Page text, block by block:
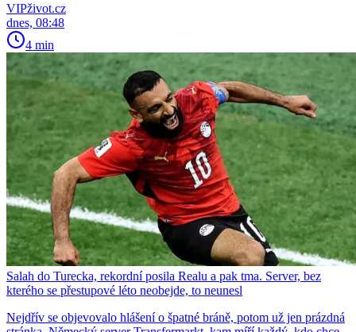
VIPživot.cz
dnes, 08:48
4 min
Salah do Turecka, rekordní posila Realu a pak tma. Server, bez
kterého se přestupové léto neobejde, to neunesl
Nejdřív se objevovalo hlášení o špatné bráně, potom už jen prázdná